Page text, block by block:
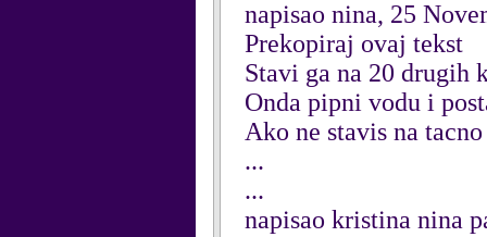
napisao nina, 25
Prekopiraj ovaj tekst
Stavi ga na 20 drugih
Onda pipni vodu i
Ako ne stavis na
...
...
napisao kristina nina